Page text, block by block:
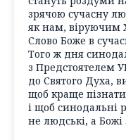
зрячою сучасну
як нам, віруючим
Слово Боже в
Того ж дня
з Предстоятелем
до Святого Духа,
щоб краще
і щоб синодальні
не людські, а